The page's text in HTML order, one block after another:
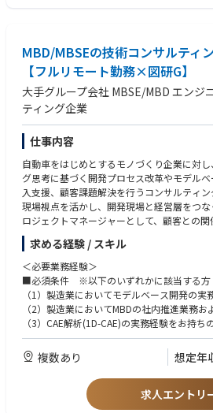
・モノづくりにおけるシステム設計と単体
顧客課題のヒアリング
・3D-CAE、1D-CAEを駆使して顧客課題を
その開発
・3Dモデルの縮退技術を適用することによる
頼度向上によるMBDの啓蒙
【具体的な業務の流れ】
お客様（特に製造業の研究・開発部門）の
けて提案を実施。提案内容について合意を
ェクトチームを組み、納品に向けてのコン
スを実施する。
【魅力】
◎事業の将来性
製造業界において、CASEへの対応IoT化が進
が益々増えてくることが予想されており、
して業界をリードしていきます。また、図
プもあり、大手顧客との新規窓口も開設済
性を感じられる企業です。
◎エンジニアリングのスキルアップ
高い専門性を持つメンバーが在籍しており
完し合いながらチームとしてプロジェクト
て必要な技術、スキル、経験を詰める環境で
証経験
・組込みソフト開発プロセスの理解、コード
・要求仕様書/機能仕様書の作成・管理経験
・機能安全（ISO26262）またはASPICEに基
・システムズエンジニアリング教育・導入支
【中途入社者のバックグラウンド完成車メー
機メーカー、MBDベンダー等
MBD/MBSEの技術コンサルティ
【フルリモート勤務×図研G】
大手グループ会社 MBSE/MBD エンジ
ティング企業
仕事内容
自動車をはじめとするモノづくり企業に対
グ思考に基づく開発プロセス改革やモデル
入支援、顧客課題解決を行うコンサルティ
現場視点を活かし、開発現場と経営層をつ
ロジェクトマネージャーとして、顧客との
までを一貫して担当して頂きます。技術成果
身の手でモデリング・プログラミング・解析
す。
※主な業務内容
・要求分析、機能分解、設計構造化など、
善・改革
・システムズエンジニアリング導入に向け
・モデルベース開発（MATLAB/Simulink、
入、教育支援
・開発プロセス成熟度（ASPICE／ISO26262
・顧客との信頼関係構築および課題ヒアリン
・プロジェクト計画立案・進捗／品質／リ
求める経験 / スキル
＜必要業務経験＞
■必須条件 ※以下のいずれかに該当する方
（1）製造業においてモデルベース開発の実
（2）製造業においてMBDの社内推進業務
（3）CAE解析(1D-CAE)の実務経験をお持ち
（4）計測・実験関連の研究開発および実務
（5）CAEツールベンダーでエンジニアリン
グの実務経験をお持ちの方
（6）AI、機械学習などを自動車業界をはじ
複数あり 想定年
求人エントリ